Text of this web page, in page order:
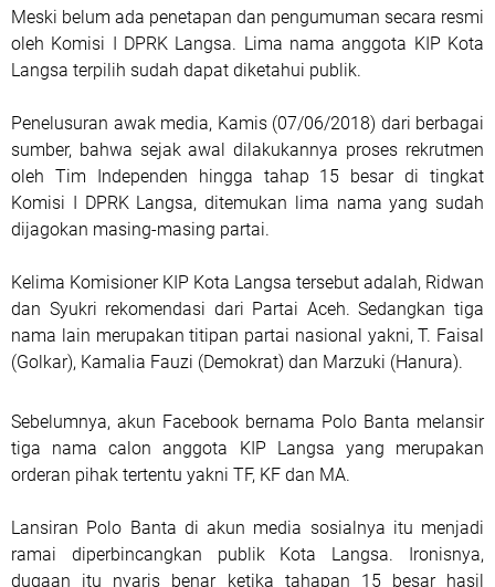
Meski belum ada penetapan dan pengumuman secara resmi
oleh Komisi I DPRK Langsa. Lima nama anggota KIP Kota
Langsa terpilih sudah dapat diketahui publik.
Penelusuran awak media, Kamis (07/06/2018) dari berbagai
sumber, bahwa sejak awal dilakukannya proses rekrutmen
oleh Tim Independen hingga tahap 15 besar di tingkat
Komisi I DPRK Langsa, ditemukan lima nama yang sudah
dijagokan masing-masing partai.
Kelima Komisioner KIP Kota Langsa tersebut adalah, Ridwan
dan Syukri rekomendasi dari Partai Aceh. Sedangkan tiga
nama lain merupakan titipan partai nasional yakni, T. Faisal
(Golkar), Kamalia Fauzi (Demokrat) dan Marzuki (Hanura).
Sebelumnya, akun Facebook bernama Polo Banta melansir
tiga nama calon anggota KIP Langsa yang merupakan
orderan pihak tertentu yakni TF, KF dan MA.
Lansiran Polo Banta di akun media sosialnya itu menjadi
ramai diperbincangkan publik Kota Langsa. Ironisnya,
dugaan itu nyaris benar ketika tahapan 15 besar hasil